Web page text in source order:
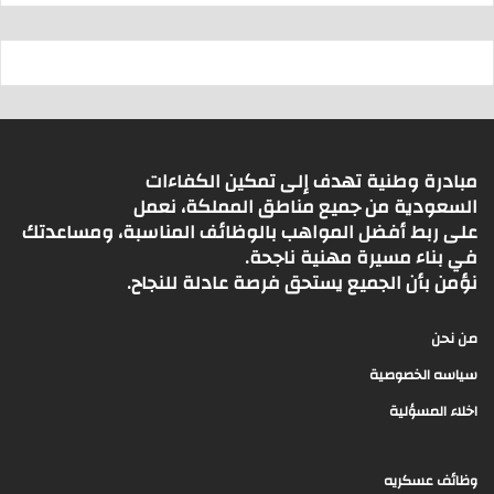
مبادرة وطنية تهدف إلى تمكين الكفاءات
السعودية من جميع مناطق المملكة، نعمل
على ربط أفضل المواهب بالوظائف المناسبة، ومساعدتك
في بناء مسيرة مهنية ناجحة.
نؤمن بأن الجميع يستحق فرصة عادلة للنجاح.
من نحن
سياسه الخصوصية
اخلاء المسؤلية
وظائف عسكريه